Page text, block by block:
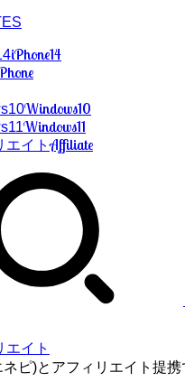
iPhone14
Windows10
Windows11
エイトAffiliate
エイト
ピ)とアフィリエイト提携